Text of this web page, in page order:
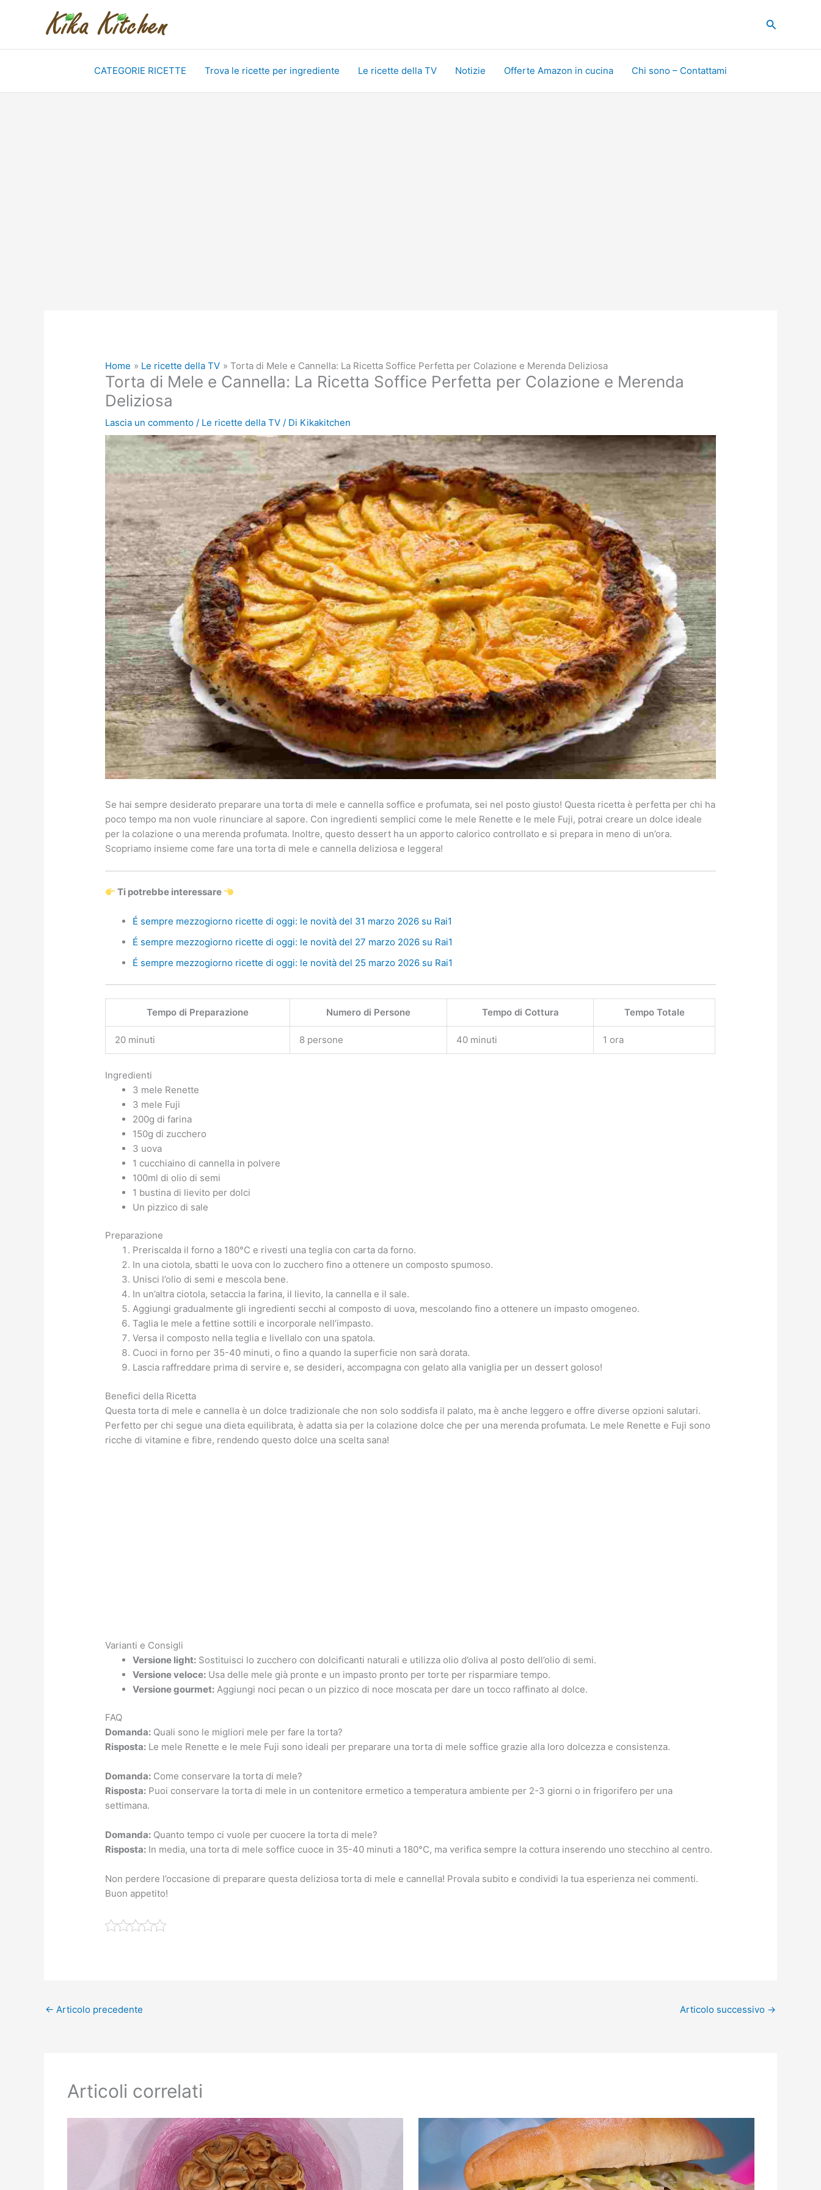
Cerca
CATEGORIE RICETTE Trova le ricette per ingrediente Le ricette della TV Notizie Offerte Amazon in cucina Chi sono – Contattami
Home Le ricette della TV Torta di Mele e Cannella: La Ricetta Soffice Perfetta per Colazione e Merenda Deliziosa
Torta di Mele e Cannella: La Ricetta Soffice Perfetta per Colazione e Merenda
Deliziosa
Lascia un commento / Le ricette della TV / Di Kikakitchen
Se hai sempre desiderato preparare una torta di mele e cannella soffice e profumata, sei nel posto giusto! Questa ricetta è perfetta per chi ha
poco tempo ma non vuole rinunciare al sapore. Con ingredienti semplici come le mele Renette e le mele Fuji, potrai creare un dolce ideale
per la colazione o una merenda profumata. Inoltre, questo dessert ha un apporto calorico controllato e si prepara in meno di un’ora.
Scopriamo insieme come fare una torta di mele e cannella deliziosa e leggera!
Ti potrebbe interessare
É sempre mezzogiorno ricette di oggi: le novità del 31 marzo 2026 su Rai1
É sempre mezzogiorno ricette di oggi: le novità del 27 marzo 2026 su Rai1
É sempre mezzogiorno ricette di oggi: le novità del 25 marzo 2026 su Rai1
Tempo di Preparazione Numero di Persone Tempo di Cottura Tempo Totale
20 minuti 8 persone 40 minuti 1 ora
Ingredienti
3 mele Renette
3 mele Fuji
200g di farina
150g di zucchero
3 uova
1 cucchiaino di cannella in polvere
100ml di olio di semi
1 bustina di lievito per dolci
Un pizzico di sale
Preparazione
Preriscalda il forno a 180°C e rivesti una teglia con carta da forno.
In una ciotola, sbatti le uova con lo zucchero fino a ottenere un composto spumoso.
Unisci l’olio di semi e mescola bene.
In un’altra ciotola, setaccia la farina, il lievito, la cannella e il sale.
Aggiungi gradualmente gli ingredienti secchi al composto di uova, mescolando fino a ottenere un impasto omogeneo.
Taglia le mele a fettine sottili e incorporale nell’impasto.
Versa il composto nella teglia e livellalo con una spatola.
Cuoci in forno per 35-40 minuti, o fino a quando la superficie non sarà dorata.
Lascia raffreddare prima di servire e, se desideri, accompagna con gelato alla vaniglia per un dessert goloso!
Benefici della Ricetta
Questa torta di mele e cannella è un dolce tradizionale che non solo soddisfa il palato, ma è anche leggero e offre diverse opzioni salutari.
Perfetto per chi segue una dieta equilibrata, è adatta sia per la colazione dolce che per una merenda profumata. Le mele Renette e Fuji sono
ricche di vitamine e fibre, rendendo questo dolce una scelta sana!
Varianti e Consigli
Versione light: Sostituisci lo zucchero con dolcificanti naturali e utilizza olio d’oliva al posto dell’olio di semi.
Versione veloce: Usa delle mele già pronte e un impasto pronto per torte per risparmiare tempo.
Versione gourmet: Aggiungi noci pecan o un pizzico di noce moscata per dare un tocco raffinato al dolce.
FAQ
Domanda: Quali sono le migliori mele per fare la torta?
Risposta: Le mele Renette e le mele Fuji sono ideali per preparare una torta di mele soffice grazie alla loro dolcezza e consistenza.
Domanda: Come conservare la torta di mele?
Risposta: Puoi conservare la torta di mele in un contenitore ermetico a temperatura ambiente per 2-3 giorni o in frigorifero per una
settimana.
Domanda: Quanto tempo ci vuole per cuocere la torta di mele?
Risposta: In media, una torta di mele soffice cuoce in 35-40 minuti a 180°C, ma verifica sempre la cottura inserendo uno stecchino al centro.
Non perdere l’occasione di preparare questa deliziosa torta di mele e cannella! Provala subito e condividi la tua esperienza nei commenti.
Buon appetito!
← Articolo precedente Articolo successivo →
Articoli correlati